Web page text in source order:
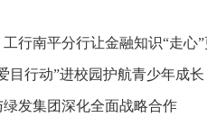
行南平分行让金融知识“走心”
目行动”进校园护航青少年成长
发集团深化全面战略合作